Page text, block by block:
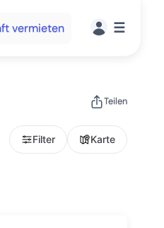
vermieten ☰
Teilen
Filter Karte